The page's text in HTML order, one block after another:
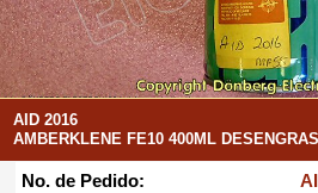
AID 2016
AMBERKLENE FE10 400ML
No. de Pedido: